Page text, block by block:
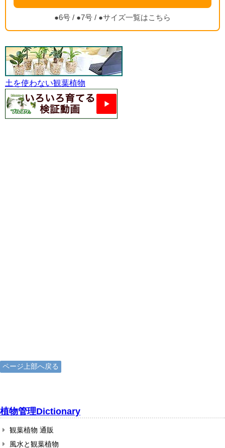
●6号 / ●7号 / ●サイズ一覧はこちら
土を使わない観葉植物
ページ上部へ戻る
植物管理Dictionary
観葉植物 通販
風水と観葉植物